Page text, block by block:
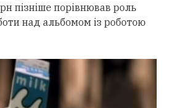
пізніше порівнював роль
над альбомом із роботою